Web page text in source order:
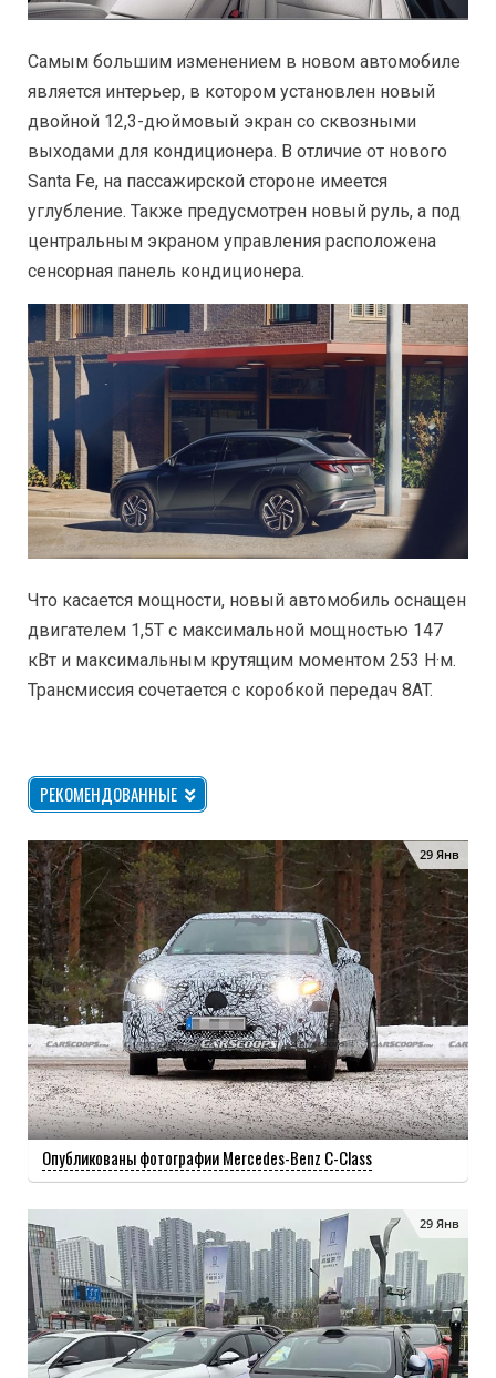
Самым большим изменением в новом автомобиле
является интерьер, в котором установлен новый
двойной 12,3-дюймовый экран со сквозными
выходами для кондиционера. В отличие от нового
Santa Fe, на пассажирской стороне имеется
углубление. Также предусмотрен новый руль, а под
центральным экраном управления расположена
сенсорная панель кондиционера.
Что касается мощности, новый автомобиль оснащен
двигателем 1,5T с максимальной мощностью 147
кВт и максимальным крутящим моментом 253 Н·м.
Трансмиссия сочетается с коробкой передач 8AT.
РЕКОМЕНДОВАННЫЕ
29 Янв
Опубликованы фотографии Mercedes-Benz C-Class
29 Янв